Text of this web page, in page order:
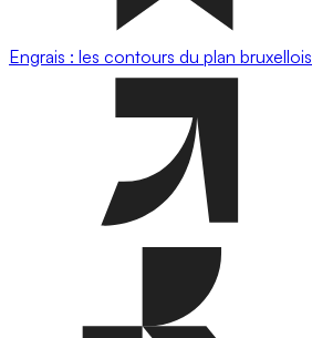
Engrais : les contours du plan bruxellois